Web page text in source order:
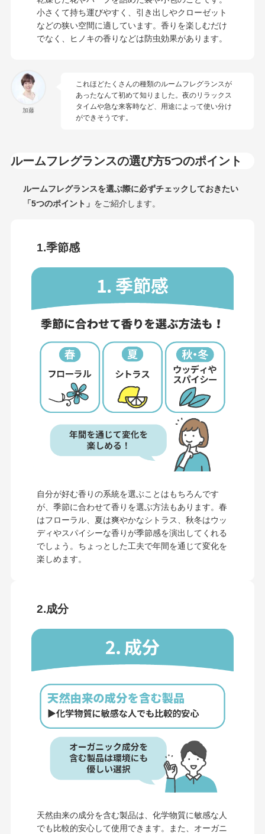
小さくて持ち運びやすく、引き出しやクローゼット
などの狭い空間に適しています。香りを楽しむだけ
でなく、ヒノキの香りなどは防虫効果があります。
加藤
これほどたくさんの種類のルームフレグランスが
あったなんて初めて知りました。夜のリラックス
タイムや急な来客時など、用途によって使い分け
ができそうです。
ルームフレグランスの選び方5つのポイント
ルームフレグランスを選ぶ際に必ずチェックしておきたい
「5つのポイント」 をご紹介します。
1.季節感
自分が好む香りの系統を選ぶことはもちろんです
が、季節に合わせて香りを選ぶ方法もあります。春
はフローラル、夏は爽やかなシトラス、秋冬はウッ
ディやスパイシーな香りが季節感を演出してくれる
でしょう。ちょっとした工夫で年間を通じて変化を
楽しめます。
2.成分
天然由来の成分を含む製品は、化学物質に敏感な人
でも比較的安心して使用できます。また、オーガニ